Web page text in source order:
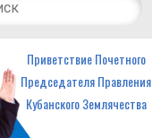
Приветствие Почетного
Председателя Правления
Кубанского Землячества